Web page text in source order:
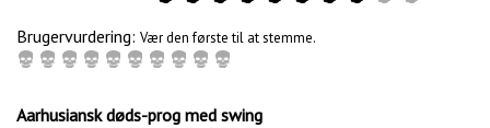
Brugervurdering: Vær den første til at stemme.
Aarhusiansk døds-prog med swing